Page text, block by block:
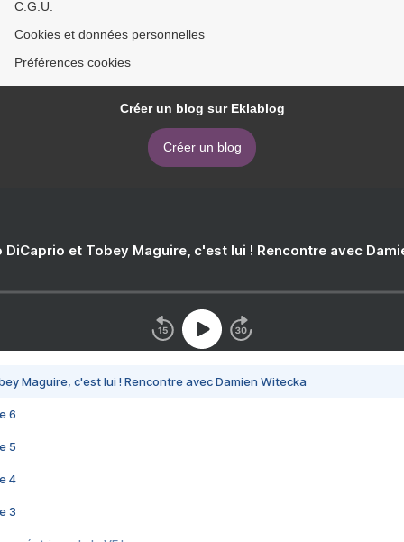
C.G.U.
Cookies et données personnelles
Préférences cookies
Créer un blog sur Eklablog
Créer un blog
DiCaprio et Tobey Maguire, c'est lui ! Rencontre avec
Maguire, c'est lui ! Rencontre avec Damien Witecka
6
5
4
3